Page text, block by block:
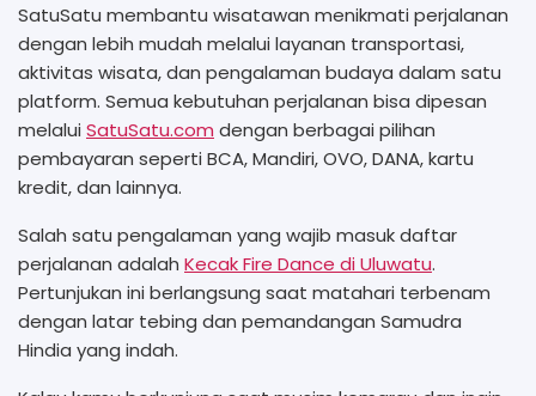
SatuSatu membantu wisatawan menikmati perjalanan
dengan lebih mudah melalui layanan transportasi,
aktivitas wisata, dan pengalaman budaya dalam satu
platform. Semua kebutuhan perjalanan bisa dipesan
melalui SatuSatu.com dengan berbagai pilihan
pembayaran seperti BCA, Mandiri, OVO, DANA, kartu
kredit, dan lainnya.
Salah satu pengalaman yang wajib masuk daftar
perjalanan adalah Kecak Fire Dance di Uluwatu.
Pertunjukan ini berlangsung saat matahari terbenam
dengan latar tebing dan pemandangan Samudra
Hindia yang indah.